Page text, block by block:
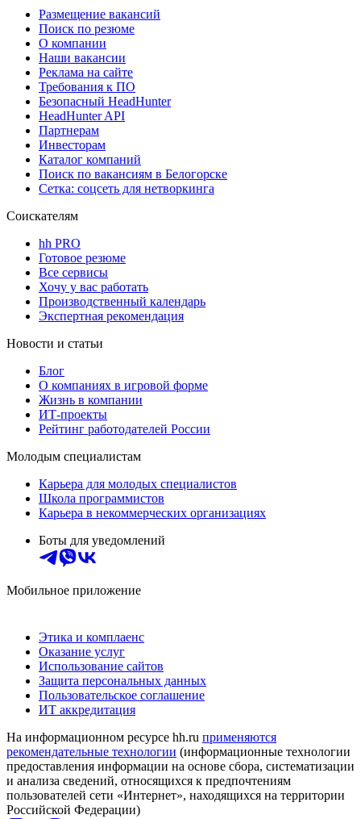
Размещение вакансий
Поиск по резюме
О компании
Наши вакансии
Реклама на сайте
Требования к ПО
Безопасный HeadHunter
HeadHunter API
Партнерам
Инвесторам
Каталог компаний
Поиск по вакансиям в Белогорске
Сетка: соцсеть для нетворкинга
Соискателям
hh PRO
Готовое резюме
Все сервисы
Хочу у вас работать
Производственный календарь
Экспертная рекомендация
Новости и статьи
Блог
О компаниях в игровой форме
Жизнь в компании
ИТ-проекты
Рейтинг работодателей России
Молодым специалистам
Карьера для молодых специалистов
Школа программистов
Карьера в некоммерческих организациях
Боты для уведомлений
Мобильное приложение
Этика и комплаенс
Оказание услуг
Использование сайтов
Защита персональных данных
Пользовательское соглашение
ИТ аккредитация
На информационном ресурсе hh.ru применяются
рекомендательные технологии (информационные технологии
предоставления информации на основе сбора, систематизации
и анализа сведений, относящихся к предпочтениям
пользователей сети «Интернет», находящихся на территории
Российской Федерации)